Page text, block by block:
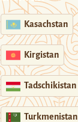
Kasachstan
Kirgistan
Tadschikistan
Turkmenistan